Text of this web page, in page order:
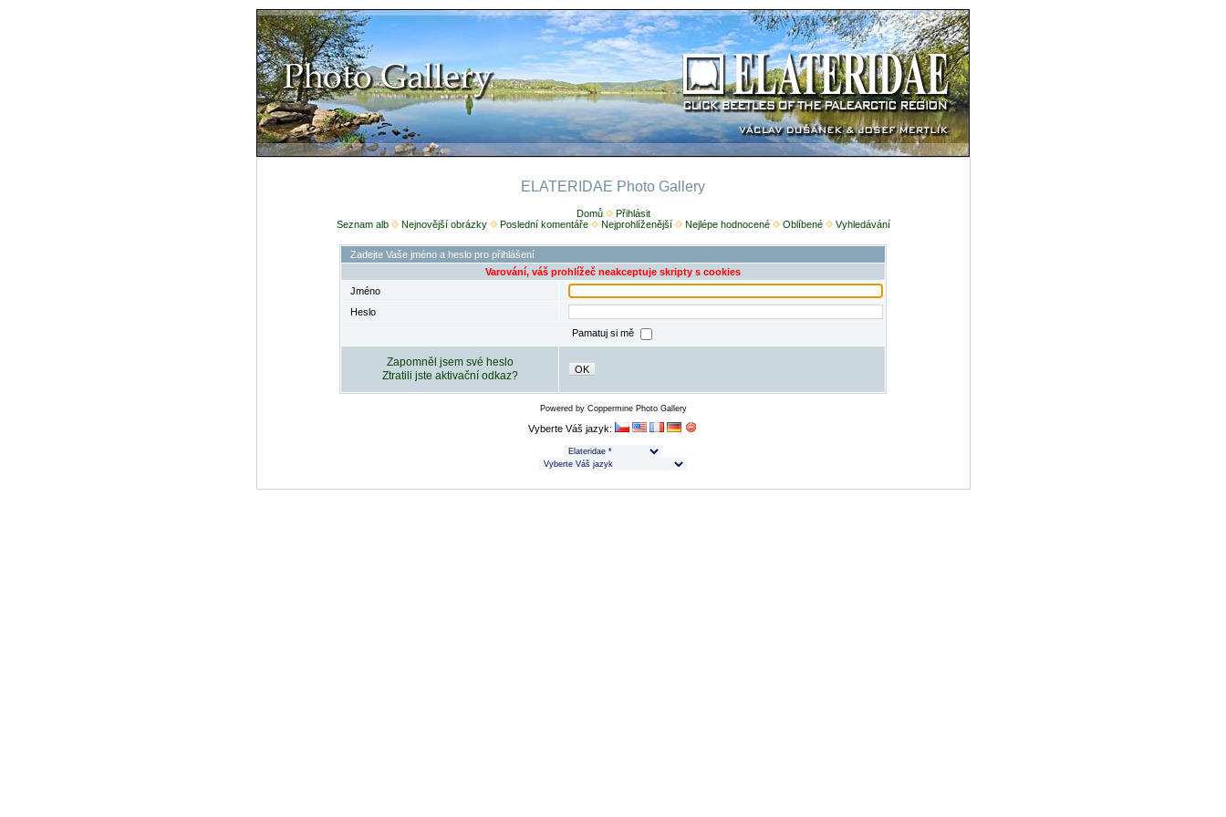
ELATERIDAE Photo Gallery
Domů
Přihlásit
Seznam alb
Nejnovější obrázky Poslední komentáře Nejprohlíženější Nejlépe hodnocené Oblíbené Vyhledávání
Zadejte Vaše jméno a heslo pro přihlášení
Varování, váš prohlížeč neakceptuje skripty s cookies
Jméno
Heslo
Pamatuj si mě
Zapomněl jsem své heslo
Ztratili jste aktivační odkaz?
OK
Powered by Coppermine Photo Gallery
Vyberte Váš jazyk: